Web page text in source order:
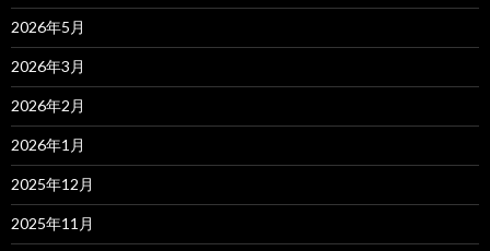
2026年5月
2026年3月
2026年2月
2026年1月
2025年12月
2025年11月